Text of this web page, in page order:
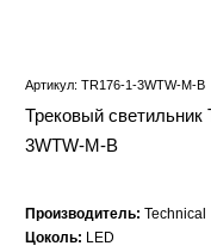
Артикул: TR176-1-3WTW-M-B
Трековый
3WTW-M-B
Производитель: Technical
Цоколь: LED